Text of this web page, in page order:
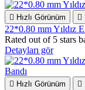
 Hızlı Görünüm 
22*0.80 mm Yıldız
Rated out of 5 stars
Detayları gör
 Hızlı Görünüm 